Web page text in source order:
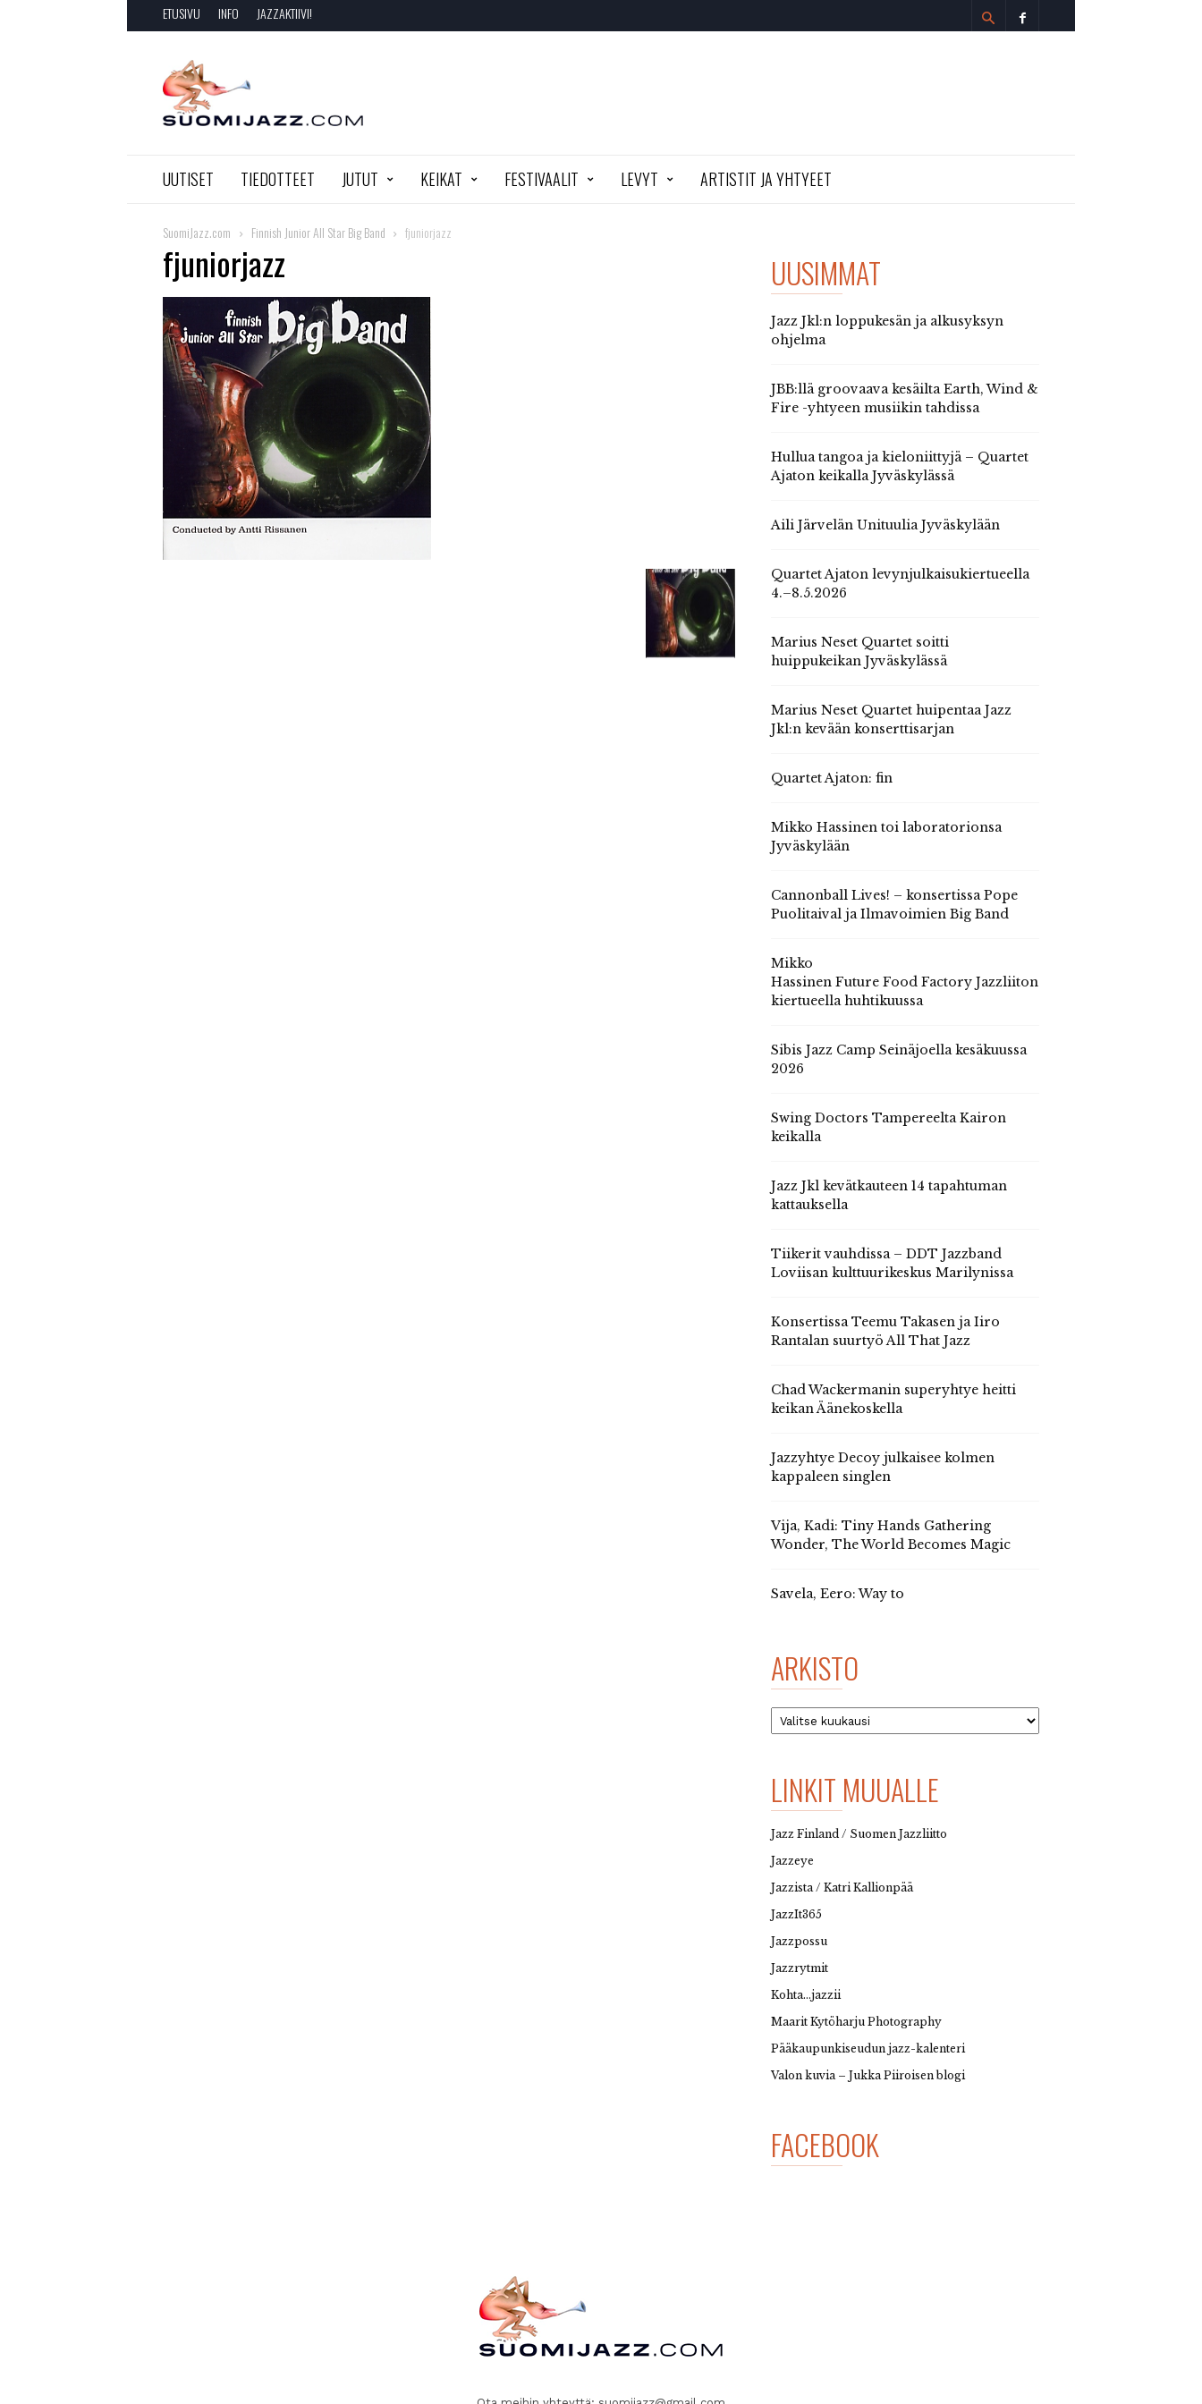
ETUSIVU INFO JAZZAKTIIVI!
SuomiJazz.com
UUTISET TIEDOTTEET JUTUT KEIKAT FESTIVAALIT LEVYT ARTISTIT JA YHTYEET
SuomiJazz.com Finnish Junior All Star Big Band fjuniorjazz
fjuniorjazz UUSIMMAT
Jazz Jkl:n loppukesän ja alkusyksyn
ohjelma
JBB:llä groovaava kesäilta Earth, Wind &
Fire -yhtyeen musiikin tahdissa
Hullua tangoa ja kieloniittyjä – Quartet
Ajaton keikalla Jyväskylässä
Aili Järvelän Unituulia Jyväskylään
Quartet Ajaton levynjulkaisukiertueella
4.–8.5.2026
Marius Neset Quartet soitti
huippukeikan Jyväskylässä
Marius Neset Quartet huipentaa Jazz
Jkl:n kevään konserttisarjan
Quartet Ajaton: fin
Mikko Hassinen toi laboratorionsa
Jyväskylään
Cannonball Lives! – konsertissa Pope
Puolitaival ja Ilmavoimien Big Band
Mikko
Hassinen Future Food Factory Jazzliiton
kiertueella huhtikuussa
Sibis Jazz Camp Seinäjoella kesäkuussa
2026
Swing Doctors Tampereelta Kairon
keikalla
Jazz Jkl kevätkauteen 14 tapahtuman
kattauksella
Tiikerit vauhdissa – DDT Jazzband
Loviisan kulttuurikeskus Marilynissa
Konsertissa Teemu Takasen ja Iiro
Rantalan suurtyö All That Jazz
Chad Wackermanin superyhtye heitti
keikan Äänekoskella
Jazzyhtye Decoy julkaisee kolmen
kappaleen singlen
Vija, Kadi: Tiny Hands Gathering
Wonder, The World Becomes Magic
Savela, Eero: Way to
ARKISTO
Arkisto
LINKIT MUUALLE
Jazz Finland / Suomen Jazzliitto
Jazzeye
Jazzista / Katri Kallionpää
JazzIt365
Jazzpossu
Jazzrytmit
Kohta…jazzii
Maarit Kytöharju Photography
Pääkaupunkiseudun jazz-kalenteri
Valon kuvia – Jukka Piiroisen blogi
FACEBOOK